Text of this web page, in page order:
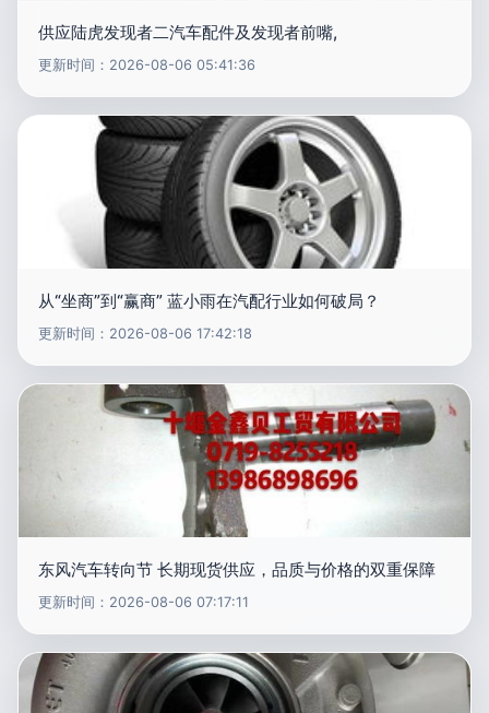
供应陆虎发现者二汽车配件及发现者前嘴,
更新时间：2026-08-06 05:41:36
从“坐商”到“赢商” 蓝小雨在汽配行业如何破局？
更新时间：2026-08-06 17:42:18
东风汽车转向节 长期现货供应，品质与价格的双重保障
更新时间：2026-08-06 07:17:11